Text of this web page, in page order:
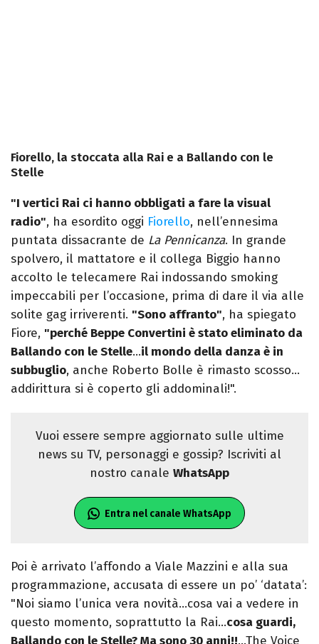
Fiorello, la stoccata alla Rai e a Ballando con le
Stelle
"I vertici Rai ci hanno obbligati a fare la visual
radio", ha esordito oggi Fiorello, nell’ennesima
puntata dissacrante de La Pennicanza. In grande
spolvero, il mattatore e il collega Biggio hanno
accolto le telecamere Rai indossando smoking
impeccabili per l’occasione, prima di dare il via alle
solite gag irriverenti. "Sono affranto", ha spiegato
Fiore, "perché Beppe Convertini è stato eliminato da
Ballando con le Stelle…il mondo della danza è in
subbuglio, anche Roberto Bolle è rimasto scosso…
addirittura si è coperto gli addominali!".
Vuoi essere sempre aggiornato sulle ultime
news su TV, personaggi e gossip? Iscriviti al
nostro canale WhatsApp
Entra nel canale WhatsApp
Poi è arrivato l’affondo a Viale Mazzini e alla sua
programmazione, accusata di essere un po’ ‘datata’:
"Noi siamo l’unica vera novità…cosa vai a vedere in
questo momento, soprattutto la Rai…cosa guardi,